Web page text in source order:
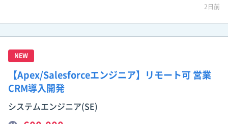
2日前
NEW
【Apex/Salesforceエンジニア】リモート可 営業
CRM導入開発
システムエンジニア(SE)